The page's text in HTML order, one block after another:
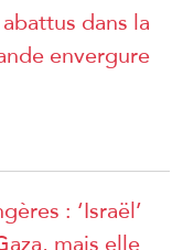
dans la
envergure
: ‘Israël’